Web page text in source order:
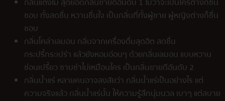
กลิ่นแตงโม สุดยอดกลิ่นขายดีอันดับ 1 ไม่ว่าจะเป็นใครต่างก็ชื่น
ชอบ ทั้งสดชื่น หวานชื่นใจ เป็นกลิ่นที่ทั้งผู้ชาย ผู้หญิงต่างก็ชื่น
ชอบ
กลิ่นโคล่าเลมอน กลิ่นจากเครื่องดื่มสุดฮิต สดชื่น
กระปรี้กระเปร่า แล้วยังหอมอ่อนๆ ด้วยกลิ่นเลมอน แบบหวาน
ซ่อนเปรี้ยว ซาบซ่าไม่เหมือนใคร เป็นกลิ่นขายดีอันดับ 2
กลิ่นน้ำแร่ หลายคนอาจสงสัยว่า กลิ่นน้ำแร่เป็นอย่างไร แต่
ความจริงแล้ว กลิ่นน้ำแร่นั้น ให้ความรู้สึกนุ่มนวล เบาๆ แต่สบาย